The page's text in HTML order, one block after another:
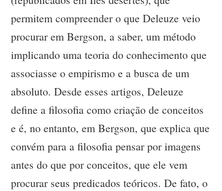
permitem compreender o que Deleuze veio
procurar em Bergson, a saber, um método
implicando uma teoria do conhecimento que
associasse o empirismo e a busca de um
absoluto. Desde esses artigos, Deleuze
define a filosofia como criação de conceitos
e é, no entanto, em Bergson, que explica que
convém para a filosofia pensar por imagens
antes do que por conceitos, que ele vem
procurar seus predicados teóricos. De fato, o